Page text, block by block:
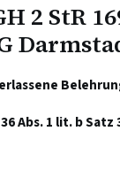
2 StR
Abs. 1 lit. b Satz